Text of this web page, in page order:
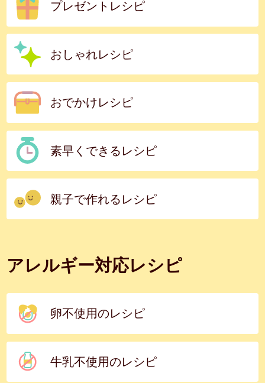
プレゼントレシピ
おしゃれレシピ
おでかけレシピ
素早くできるレシピ
親子で作れるレシピ
アレルギー対応レシピ
卵不使用のレシピ
牛乳不使用のレシピ